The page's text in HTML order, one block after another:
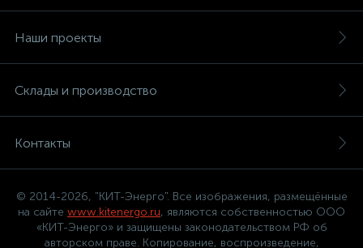
Наши проекты
Склады и производство
Контакты
© 2014-2026, "КИТ-Энерго". Все изображения, размещённые
на сайте www.kitenergo.ru, являются собственностью ООО
«КИТ-Энерго» и защищены законодательством РФ об
авторском праве. Копирование, воспроизведение,